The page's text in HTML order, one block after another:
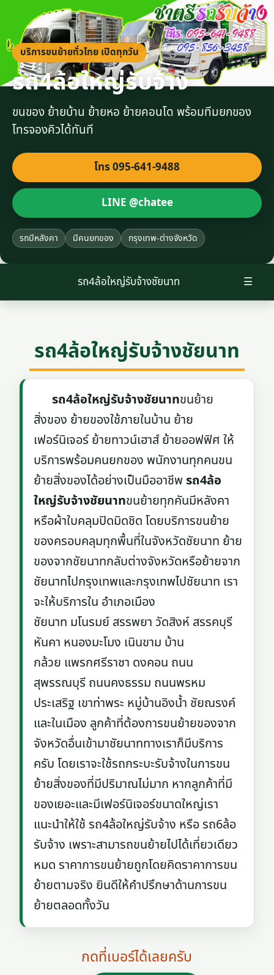
บริการขนย้ายทั่วไทย เปิดทุกวัน
รถ4ล้อใหญ่รับจ้าง
ขนของ ย้ายบ้าน ย้ายหอ ย้ายคอนโด พร้อมทีมยกของ
โทรจองคิวได้ทันที
โทร 095-641-9488
LINE @chatee
รถมีหลังคา มีคนยกของ กรุงเทพ-ต่างจังหวัด
☰
รถ4ล้อใหญ่รับจ้างชัยนาท
รถ4ล้อใหญ่รับจ้างชัยนาท
รถ4ล้อใหญ่รับจ้างชัยนาทขนย้าย
สิ่งของ ย้ายของใช้ภายในบ้าน ย้าย
เฟอร์นิเจอร์ ย้ายทาวน์เฮาส์ ย้ายออฟฟิศ ให้
บริการพร้อมคนยกของ พนักงานทุกคนขน
ย้ายสิ่งของได้อย่างเป็นมืออาชีพรถ4ล้อ
ใหญ่รับจ้างชัยนาทขนย้ายทุกคันมีหลังคา
หรือผ้าใบคลุมปิดมิดชิด โดยบริการขนย้าย
ของครอบคลุมทุกพื้นที่ในจังหวัดชัยนาท ย้าย
ของจากชัยนาทกลับต่างจังหวัดหรือย้ายจาก
ชัยนาทไปกรุงเทพและกรุงเทพไปชัยนาท เรา
จะให้บริการใน อำเภอเมือง
ชัยนาท มโนรมย์ สรรพยา วัดสิงห์ สรรคบุรี
หันคา หนองมะโมง เนินขาม บ้าน
กล้วย แพรกศรีราชา ดงคอน ถนน
สุพรรณบุรี ถนนคงธรรม ถนนพรหม
ประเสริฐ เขาท่าพระ หมู่บ้านอิงน้ำ ชัยณรงค์
และในเมือง ลูกค้าที่ต้องการขนย้ายของจาก
จังหวัดอื่นเข้ามาชัยนาททางเราก็มีบริการ
ครับ โดยเราจะใช้รถกระบะรับจ้างในการขน
ย้ายสิ่งของที่มีปริมาณไม่มาก หากลูกค้าที่มี
ของเยอะและมีเฟอร์นิเจอร์ขนาดใหญ่เรา
แนะนำให้ใช้ รถ4ล้อใหญ่รับจ้าง หรือ รถ6ล้อ
รับจ้าง เพราะสามารถขนย้ายไปได้เที่ยวเดียว
หมด ราคาการขนย้ายถูกโดยคิดราคาการขน
ย้ายตามจริง ยินดีให้คำปรึกษาด้านการขน
ย้ายตลอดทั้งวัน
กดที่เบอร์ได้เลยครับ